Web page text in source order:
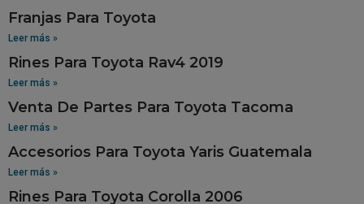
Franjas Para Toyota
Leer más »
Rines Para Toyota Rav4 2019
Leer más »
Venta De Partes Para Toyota Tacoma
Leer más »
Accesorios Para Toyota Yaris Guatemala
Leer más »
Rines Para Toyota Corolla 2006